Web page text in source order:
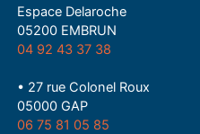
Espace Delaroche
05200 EMBRUN
04 92 43 37 38
• 27 rue Colonel Roux
05000 GAP
06 75 81 05 85